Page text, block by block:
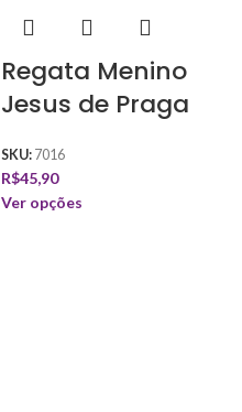
Regata Menino
Jesus de Praga
SKU: 7016
R$45,90
Ver opções